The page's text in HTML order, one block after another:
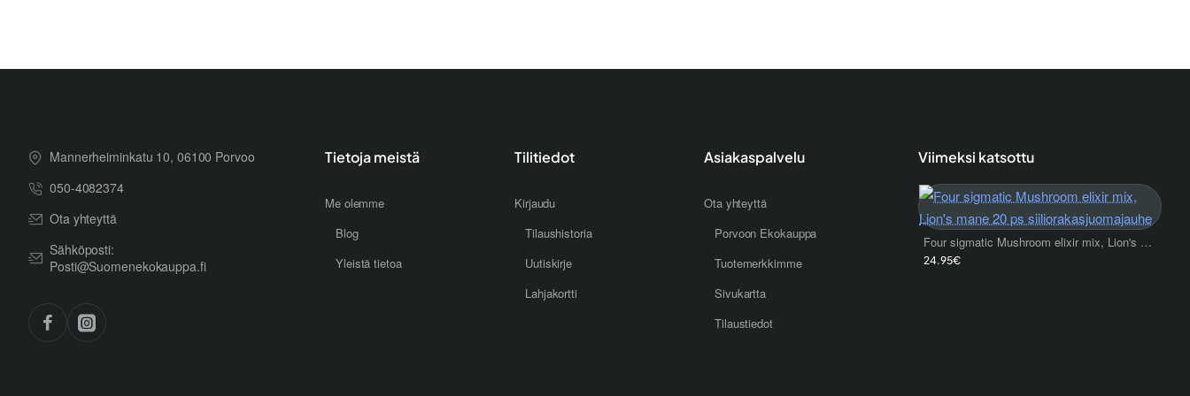
Mannerheiminkatu 10, 06100 Porvoo
050-4082374
Ota yhteyttä
Sähköposti:
Posti@Suomenekokauppa.fi
Tietoja meistä
Me olemme
Blog
Yleistä tietoa
Tilitiedot
Kirjaudu
Tilaushistoria
Uutiskirje
Lahjakortti
Asiakaspalvelu
Ota yhteyttä
Porvoon Ekokauppa
Tuotemerkkimme
Sivukartta
Tilaustiedot
Viimeksi katsottu
Four sigmatic Mushroom elixir mix, Lion's mane 20 ps siiliorakasjuomajauhe
24.95€